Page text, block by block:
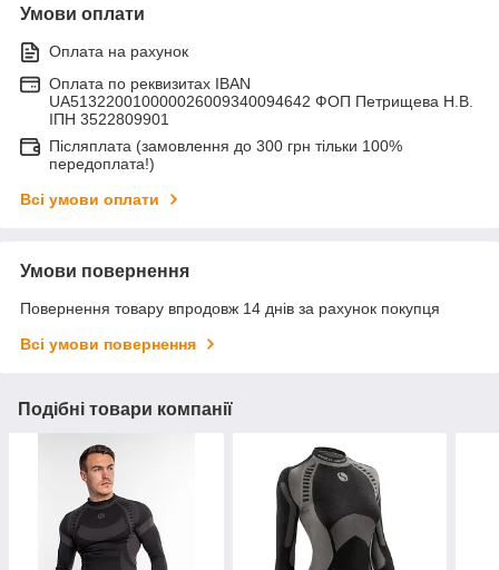
Умови оплати
Оплата на рахунок
Оплата по реквизитах IBAN
UA513220010000026009340094642 ФОП Петрищева Н.В.
ІПН 3522809901
Післяплата (замовлення до 300 грн тільки 100%
передоплата!)
Всі умови оплати
Умови повернення
Повернення товару впродовж 14 днів за рахунок покупця
Всі умови повернення
Подібні товари компанії